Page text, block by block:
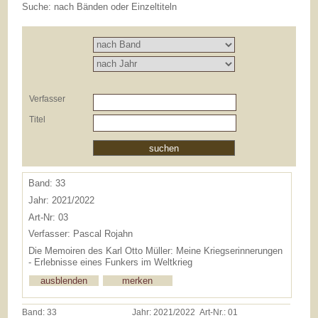
Suche: nach Bänden oder Einzeltiteln
Verfasser
Titel
Band: 33
Jahr: 2021/2022
Art-Nr: 03
Verfasser: Pascal Rojahn
Die Memoiren des Karl Otto Müller: Meine Kriegserinnerungen
- Erlebnisse eines Funkers im Weltkrieg
Band:33 Jahr: 2021/2022 Art-Nr.:01